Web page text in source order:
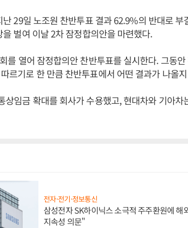
29일 노조원 찬반투표 결과 62.9%의 반대로 부
벌여 이날 2차 잠정합의안을 마련했다.
를 열어 잠정합의안 찬반투표를 실시한다. 그동
르기로 한 만큼 찬반투표에서 어떤 결과가 나올
상임금 확대를 회사가 수용했고, 현대차와 기아차
전자·전기·정보통신
삼성전자 SK하이닉스 소극적 주주환원에 해
지속성 의문"